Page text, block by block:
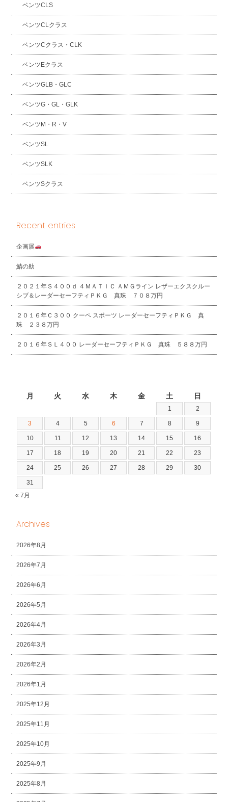
ベンツCLS
ベンツCLクラス
ベンツCクラス・CLK
ベンツEクラス
ベンツGLB・GLC
ベンツG・GL・GLK
ベンツM・R・V
ベンツSL
ベンツSLK
ベンツSクラス
Recent entries
企画展
鯖の助
２０２１年Ｓ４００ｄ ４ＭＡＴＩＣ ＡＭＧライン レザーエクスクルー
シブ＆レーダーセーフティＰＫＧ 真珠 ７０８万円
２０１６年Ｃ３００ クーペ スポーツ レーダーセーフティＰＫＧ 真
珠 ２３８万円
２０１６年ＳＬ４００ レーダーセーフティＰＫＧ 真珠 ５８８万円
月 火 水 木 金 土 日
1 2
3 4 5 6 7 8 9
10 11 12 13 14 15 16
17 18 19 20 21 22 23
24 25 26 27 28 29 30
31
« 7月
Archives
2026年8月
2026年7月
2026年6月
2026年5月
2026年4月
2026年3月
2026年2月
2026年1月
2025年12月
2025年11月
2025年10月
2025年9月
2025年8月